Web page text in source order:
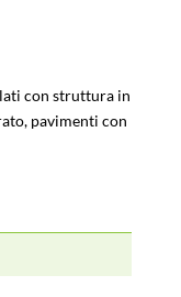
con struttura in
pavimenti con